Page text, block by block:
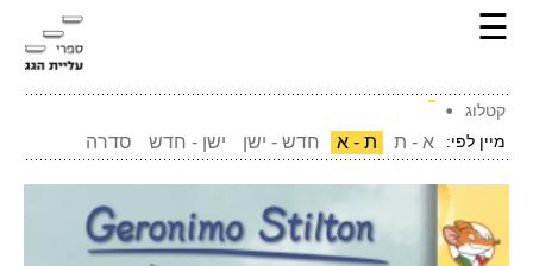
☰
קטלוג
מיין לפי:
א - ת ת - א חדש - ישן ישן - חדש סדרה